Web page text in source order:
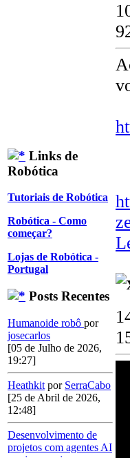
Links de
Robótica
Tutoriais de Robótica
Robótica - Como
começar?
Lojas de Robótica -
Portugal
Posts Recentes
Humanoide robô por
josecarlos
[05 de Julho de 2026,
19:27]
Heathkit por SerraCabo
[25 de Abril de 2026,
12:48]
Desenvolvimento de
projetos com agentes AI